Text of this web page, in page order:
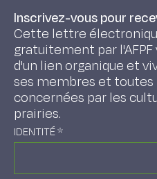
Inscrivez-vous pour
Cette lettre
gratuitement par
d'un lien organique et
ses membres et toutes
concernées par les
prairies.
IDENTITÉ*